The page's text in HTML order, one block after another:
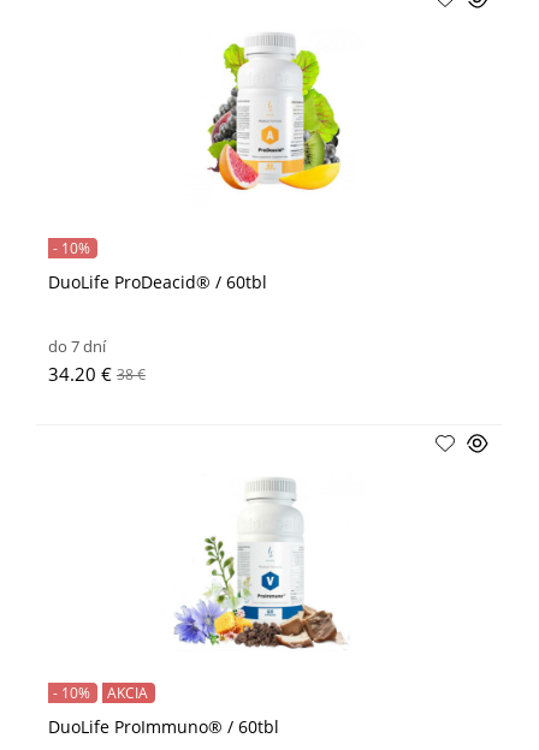
DuoLife ProDeacid® / 60tbl
- 10%
do 7 dní
34.20 € 38 €
DuoLife ProImmuno® / 60tbl
- 10% AKCIA